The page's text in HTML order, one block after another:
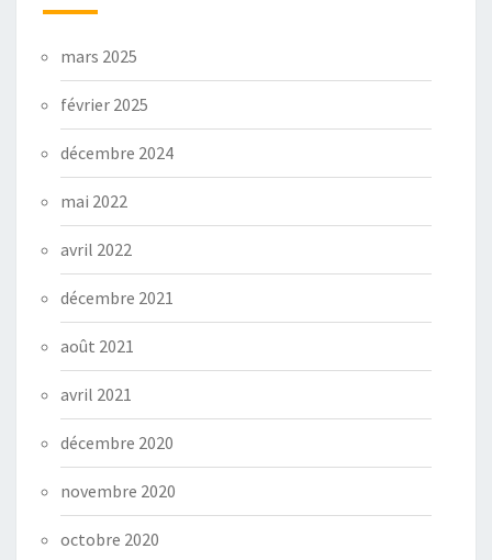
mars 2025
février 2025
décembre 2024
mai 2022
avril 2022
décembre 2021
août 2021
avril 2021
décembre 2020
novembre 2020
octobre 2020